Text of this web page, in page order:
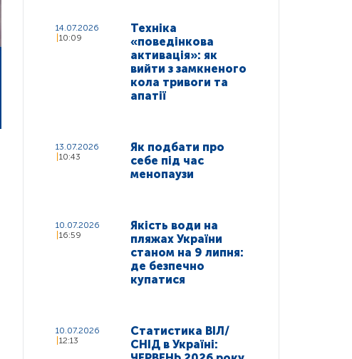
14.07.2026
10:09
Техніка
«поведінкова
активація»: як
вийти з замкненого
кола тривоги та
апатії
13.07.2026
10:43
Як подбати про
себе під час
менопаузи
10.07.2026
16:59
Якість води на
пляжах України
станом на 9 липня:
де безпечно
купатися
10.07.2026
12:13
Статистика ВІЛ/
СНІД в Україні: